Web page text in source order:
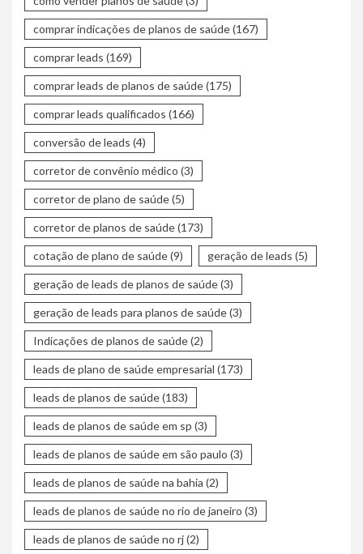
comprar indicações de planos de saúde(167)
comprar leads (169)
comprar leads de planos de saúde(175)
comprar leads qualificados (166)
conversão de leads (4)
corretor de convênio médico (3)
corretor de plano de saúde(5)
corretor de planos de saúde(173)
cotação de plano de saúde(9) geração de leads (5)
geração de leads de planos de saúde(3)
geração de leads para planos de saúde(3)
Indicações de planos de saúde(2)
leads de plano de saúde empresarial (173)
leads de planos de saúde(183)
leads de planos de saúde em sp (3)
leads de planos de saúde em são paulo (3)
leads de planos de saúde na bahia (2)
leads de planos de saúde no rio de janeiro (3)
leads de planos de saúde no rj(2)